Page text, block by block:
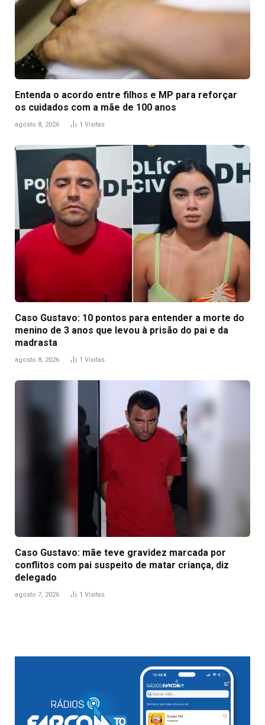
Entenda o acordo entre filhos e MP para reforçar
os cuidados com a mãe de 100 anos
agosto 8, 2026 1 Visitas
Caso Gustavo: 10 pontos para entender a morte do
menino de 3 anos que levou à prisão do pai e da
madrasta
agosto 8, 2026 1 Visitas
Caso Gustavo: mãe teve gravidez marcada por
conflitos com pai suspeito de matar criança, diz
delegado
agosto 7, 2026 1 Visitas